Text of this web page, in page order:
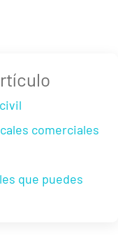
comerciales
que puedes